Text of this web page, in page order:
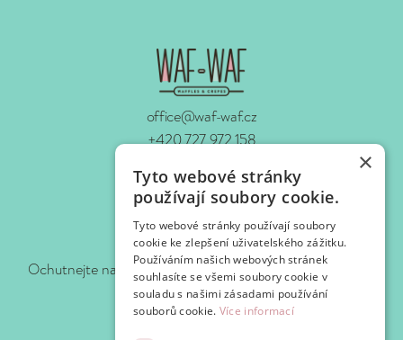
office@waf-waf.cz
+420 727 972 158
Kontakty
Sledujte nás!
Ochutnejte naše novinky hned, jak je pro vás připravíme.
×
Tyto webové stránky
používají soubory cookie.
Tyto webové stránky používají soubory
cookie ke zlepšení uživatelského zážitku.
Používáním našich webových stránek
souhlasíte se všemi soubory cookie v
souladu s našimi zásadami používání
souborů cookie. Více informací